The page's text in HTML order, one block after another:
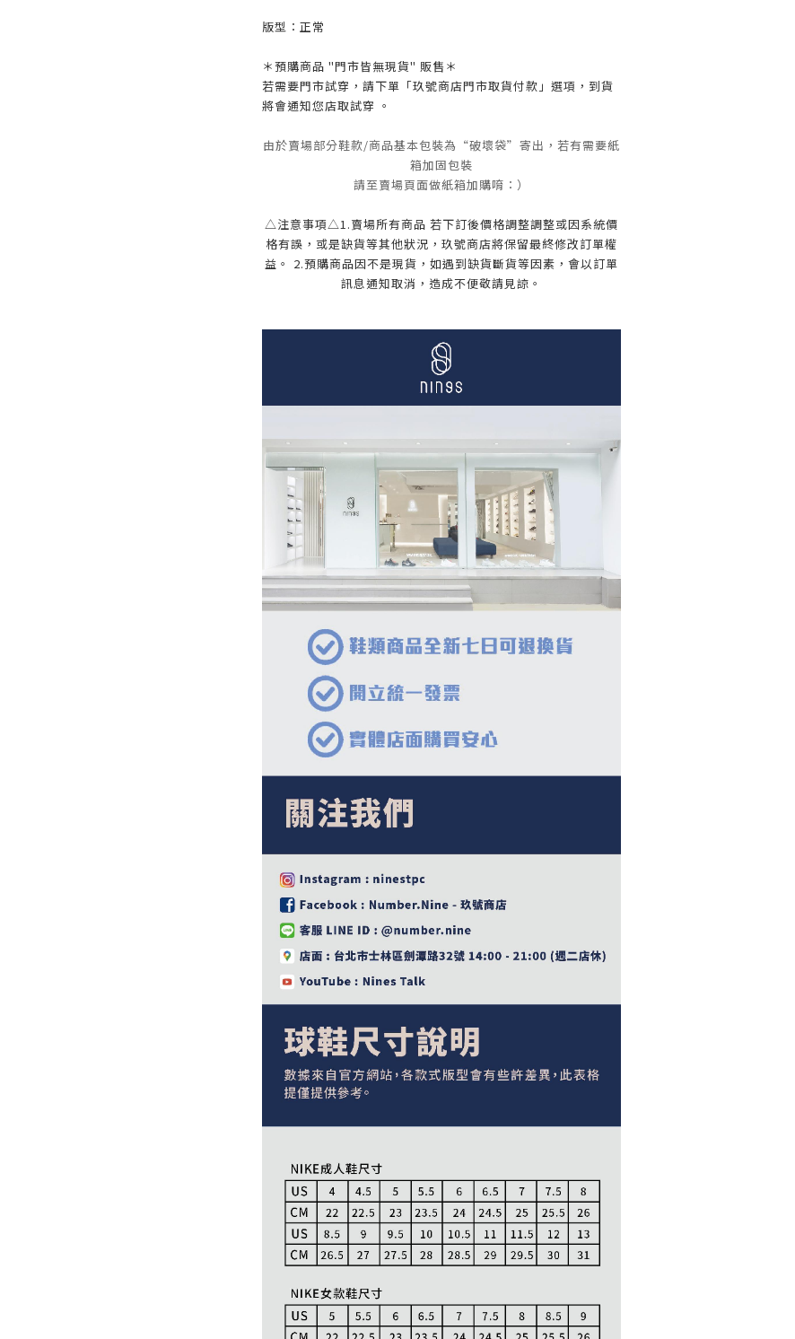
版型：正常
＊預購商品 "門市皆無現貨" 販售＊
若需要門市試穿，請下單「玖號商店門市取貨付款」選項，到貨
將會通知您店取試穿 。
由於賣場部分鞋款/商品基本包裝為“破壞袋”寄出，若有需要紙
箱加固包裝
請至賣場頁面做紙箱加購唷：）
△注意事項△1.賣場所有商品 若下訂後價格調整調整或因系統價
格有誤，或是缺貨等其他狀況，玖號商店將保留最終修改訂單權
益。 2.預購商品因不是現貨，如遇到缺貨斷貨等因素，會以訂單
訊息通知取消，造成不便敬請見諒。